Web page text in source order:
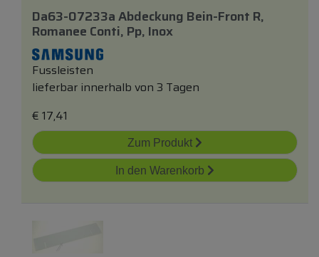
Da63-07233a Abdeckung Bein-Front R,
Romanee Conti, Pp, Inox
Fussleisten
lieferbar innerhalb von 3 Tagen
€ 17,41
Zum Produkt
In den Warenkorb